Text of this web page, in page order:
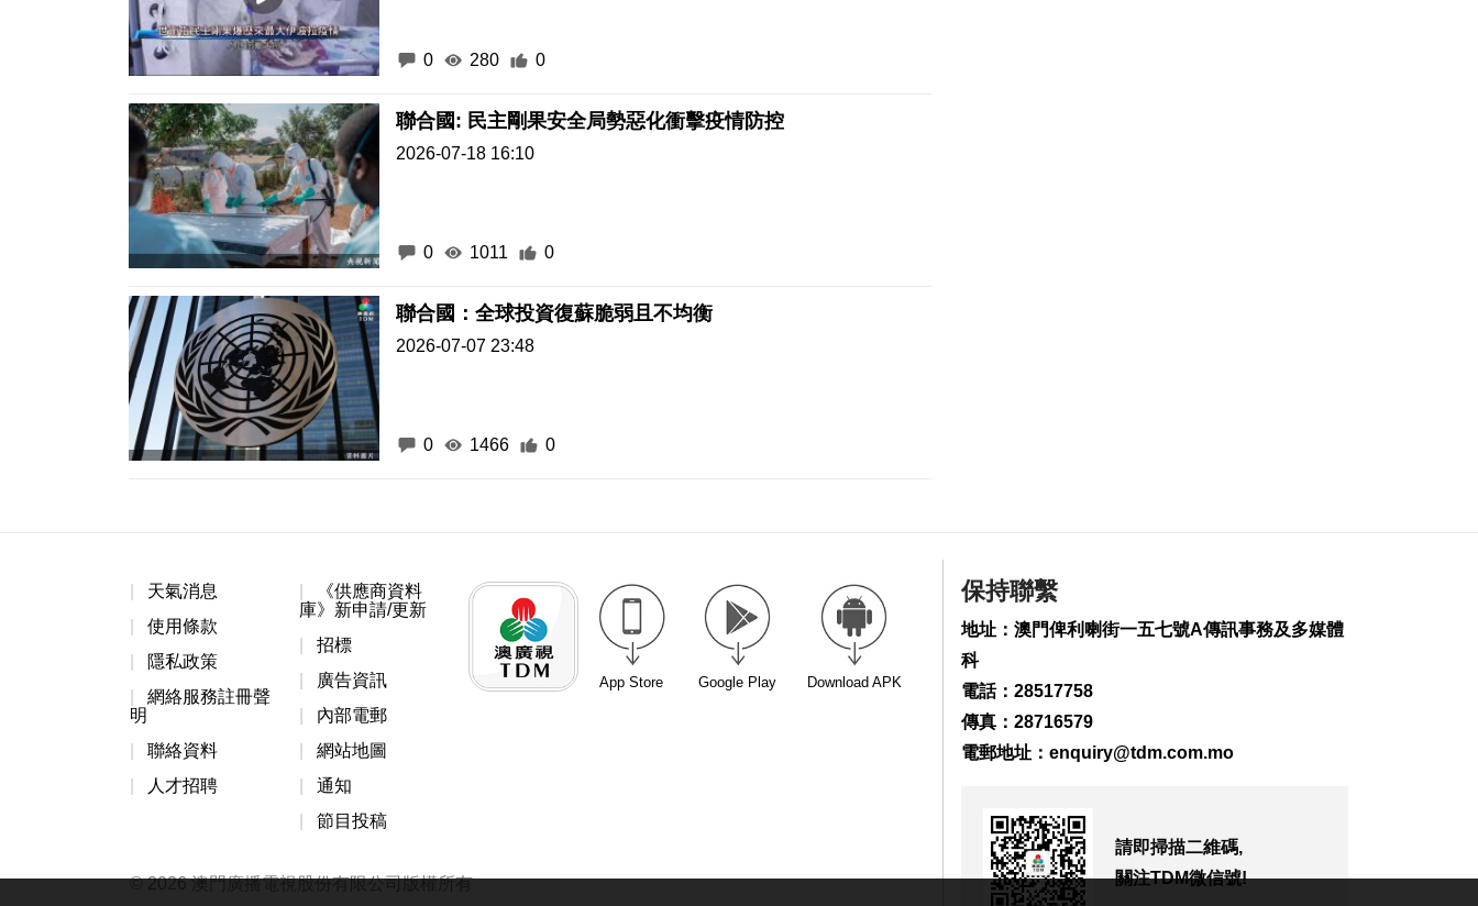
0 280 0
聯合國: 民主剛果安全局勢惡化衝擊疫情防控
2026-07-18 16:10
0 1011 0
聯合國：全球投資復蘇脆弱且不均衡
2026-07-07 23:48
0 1466 0
首店經濟推介會舉行
4街市14攤位競投 逾
廣視冀加強交流
天氣消息
使用條款
隱私政策
網絡服務註冊聲
明
聯絡資料
人才招聘
《供應商資料
庫》新申請/更新
招標
廣告資訊
內部電郵
網站地圖
通知
節目投稿
App Store Google Play Download APK
© 2026 澳門廣播電視股份有限公司版權所有
保持聯繫
地址：澳門俾利喇街一五七號A傳訊事務及多媒體
科
電話：28517758
傳真：28716579
電郵地址： enquiry@tdm.com.mo
請即掃描二維碼,
關注TDM微信號!